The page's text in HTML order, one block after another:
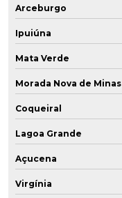
Arceburgo
Ipuiúna
Mata Verde
Morada Nova de Minas
Coqueiral
Lagoa Grande
Açucena
Virgínia